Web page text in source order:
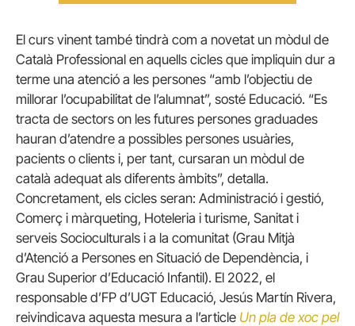
El curs vinent també tindrà com a novetat un mòdul de
Català Professional en aquells cicles que impliquin dur a
terme una atenció a les persones “amb l’objectiu de
millorar l’ocupabilitat de l’alumnat”, sosté Educació. “Es
tracta de sectors on les futures persones graduades
hauran d’atendre a possibles persones usuàries,
pacients o clients i, per tant, cursaran un mòdul de
català adequat als diferents àmbits”, detalla.
Concretament, els cicles seran: Administració i gestió,
Comerç i màrqueting, Hoteleria i turisme, Sanitat i
serveis Socioculturals i a la comunitat (Grau Mitjà
d’Atenció a Persones en Situació de Dependència, i
Grau Superior d’Educació Infantil). El 2022, el
responsable d’FP d’UGT Educació, Jesús Martín Rivera,
reivindicava aquesta mesura a l’article Un pla de xoc pel